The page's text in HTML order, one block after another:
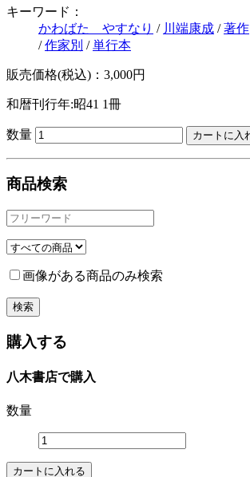
キーワード：
かわばた やすなり / 川端康成 /著作
/作家別 /単行本
販売価格(税込)：3,000円
和暦刊行年:昭41 1冊
数量
商品検索
画像がある商品のみ検索
購入する
八木書店で購入
数量